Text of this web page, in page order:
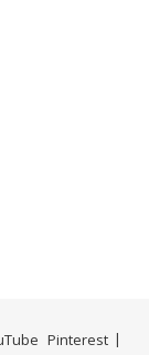
Pinterest